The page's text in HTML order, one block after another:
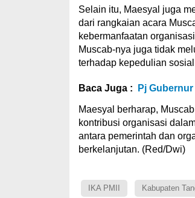
Selain itu, Maesyal juga
dari rangkaian acara
kebermanfaatan
Muscab-nya juga tidak
terhadap kepedulian
Baca Juga : Pj
Maesyal berharap,
kontribusi organisasi
antara pemerintah dan
berkelanjutan. (Red/Dwi)
IKA PMII Kabupaten